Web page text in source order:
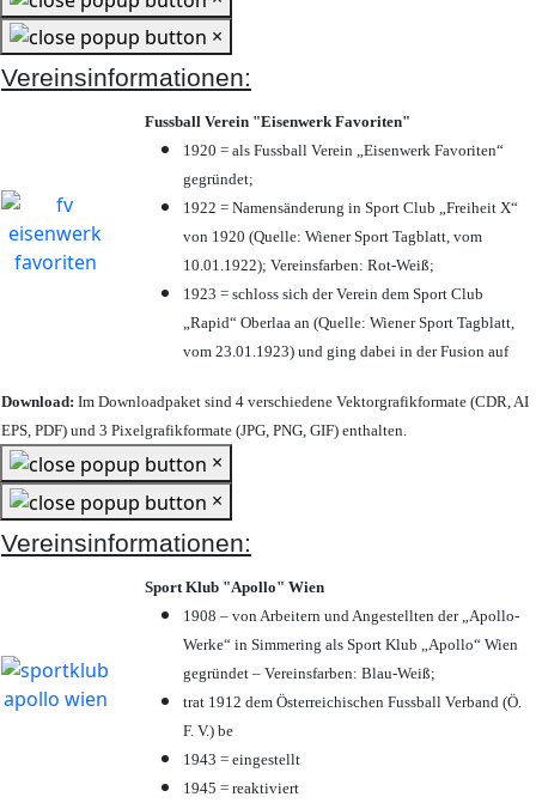
×
Vereinsinformationen:
Fussball Verein "Eisenwerk Favoriten"
1920 = als Fussball Verein „Eisenwerk Favoriten“
gegründet;
1922 = Namensänderung in Sport Club „Freiheit X“
von 1920 (Quelle: Wiener Sport Tagblatt, vom
10.01.1922); Vereinsfarben: Rot-Weiß;
1923 = schloss sich der Verein dem Sport Club
„Rapid“ Oberlaa an (Quelle: Wiener Sport Tagblatt,
vom 23.01.1923) und ging dabei in der Fusion auf
Download: Im Downloadpaket sind 4 verschiedene Vektorgrafikformate (CDR, AI
EPS, PDF) und 3 Pixelgrafikformate (JPG, PNG, GIF) enthalten.
×
×
Vereinsinformationen:
Sport Klub "Apollo" Wien
1908 – von Arbeitern und Angestellten der „Apollo-
Werke“ in Simmering als Sport Klub „Apollo“ Wien
gegründet – Vereinsfarben: Blau-Weiß;
trat 1912 dem Österreichischen Fussball Verband (Ö.
F. V.) be
1943 = eingestellt
1945 = reaktiviert